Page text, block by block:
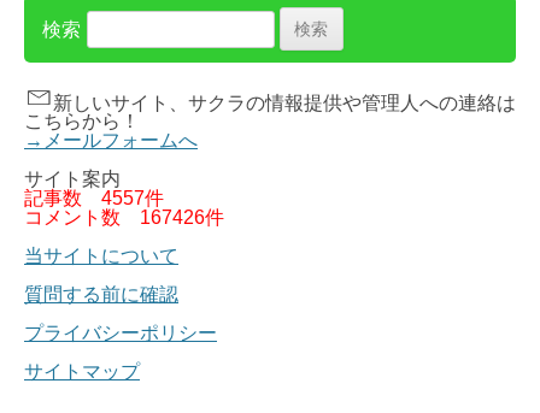
検索
新しいサイト、サクラの情報提供や管理人への連絡は
こちらから！
→メールフォームへ
サイト案内
記事数 4557件
コメント数 167426件
当サイトについて
質問する前に確認
プライバシーポリシー
サイトマップ